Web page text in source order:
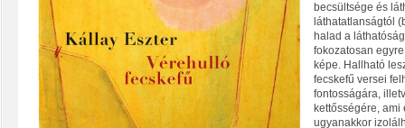
becsültsége és
láthatatlanságtól
halad a
fokozatosan
képe. Hallható
fecskefű versei
fontosságára,
kettősségére,
ugyanakkor